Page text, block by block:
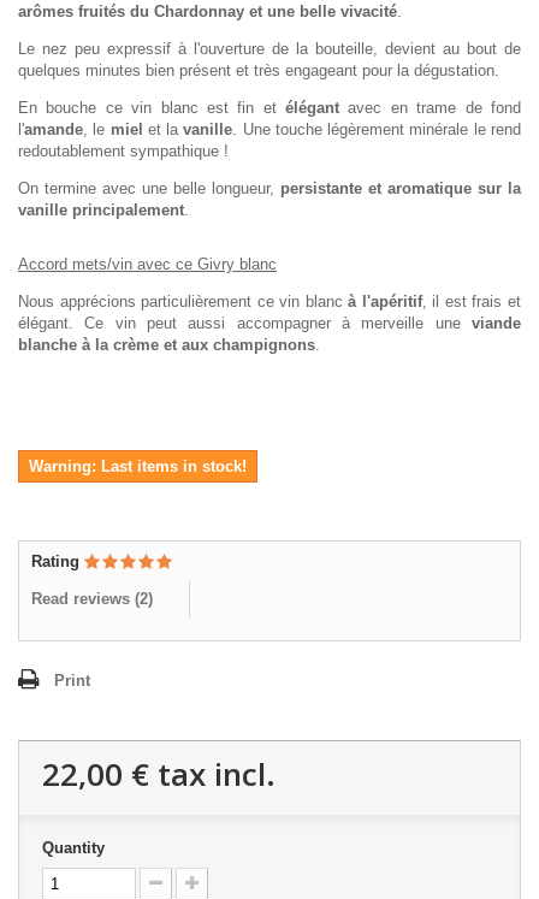
arômes fruités du Chardonnay et une belle vivacité
Le nez peu expressif à l'ouverture de la bouteille, devient au bout de
quelques minutes bien présent et très engageant pour la dégustation.
En bouche ce vin blanc est fin etélégant avec en trame de fond
l'amande , le miel et lavanille . Une touche légèrement minérale le rend
redoutablement sympathique !
On termine avec une belle longueur, persistante et aromatique sur la
vanille principalement
Accord mets/vin avec ce Givry blanc
Nous apprécions particulièrement ce vin blancà l'apéritif, il est frais et
élégant. Ce vin peut aussi accompagner à merveille une viande
blanche à la crème et aux champignons
Warning: Last items in stock!
Rating
Read reviews (2)
Print
22,00 € tax incl.
Quantity